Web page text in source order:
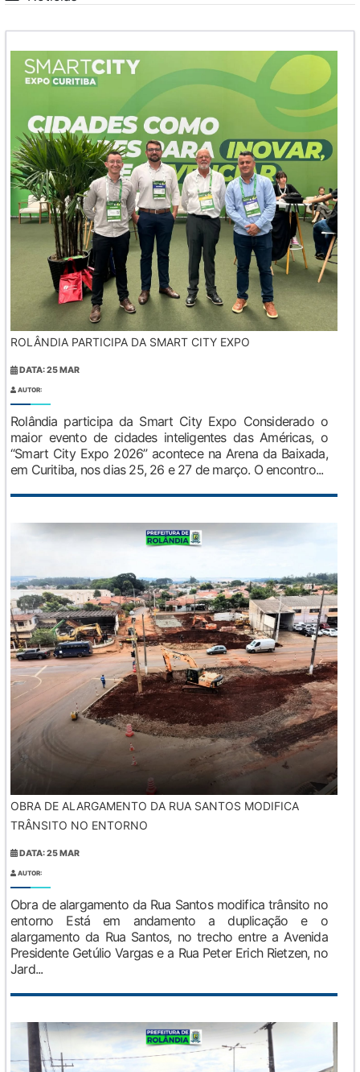
ROLÂNDIA PARTICIPA DA SMART CITY EXPO
DATA: 25 MAR
AUTOR:
Rolândia participa da Smart City Expo Considerado o
maior evento de cidades inteligentes das Américas, o
“Smart City Expo 2026” acontece na Arena da Baixada,
em Curitiba, nos dias 25, 26 e 27 de março. O encontro...
OBRA DE ALARGAMENTO DA RUA SANTOS MODIFICA
TRÂNSITO NO ENTORNO
DATA: 25 MAR
AUTOR:
Obra de alargamento da Rua Santos modifica trânsito no
entorno Está em andamento a duplicação e o
alargamento da Rua Santos, no trecho entre a Avenida
Presidente Getúlio Vargas e a Rua Peter Erich Rietzen, no
Jard...